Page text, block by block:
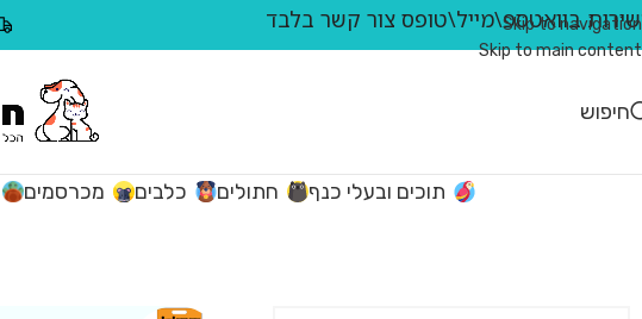
Skip to navigation
Skip to main content
בוואטספ\מייל\טופס צור קשר בלבד
חיפוש
תוכים ובעלי כנף חתולים כלבים מכרסמים